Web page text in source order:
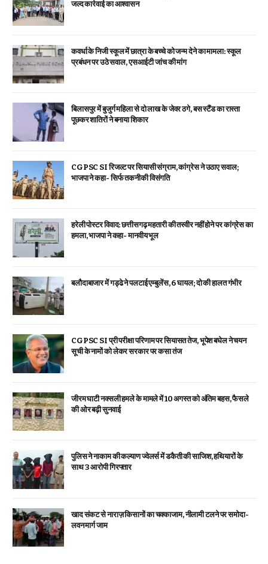
जल्द कार्रवाई का आश्वासन
कवर्धा के निजी स्कूल में छात्रा के बच्चे को जन्म देने का मामला: स्कूल
प्रबंधन पर उठे सवाल, एसआईटी जांच की मांग
बिलासपुर में बुजुर्ग महिला से दो लाख के जेवर ठगे, बस स्टैंड का रास्ता
पूछकर शातिरों ने बनाया शिकार
CGPSC SI रिजल्ट पर सियासी संग्राम, कांग्रेस ने उठाए सवाल;
भाजपा ने कहा- सिर्फ तकनीकी विसंगति
हरेली पोस्टर विवाद: छत्तीसगढ़ महतारी की तस्वीर नहीं होने पर कांग्रेस का
हमला, भाजपा ने कहा- मानवीय भूल
बलौदाबाजार में गड्ढे ने पलटाई एम्बुलेंस, 6 घायल; दो की हालत गंभीर
CGPSC SI प्री परीक्षा परिणाम पर सियासत तेज, भूपेश बघेल ने चयन
सूची के नामों को लेकर सरकार पर कसा तंज
जीरम घाटी नक्सली हमले के मामले में 10 अगस्त को अंतिम बहस, फैसले
की ओर बढ़ी सुनवाई
पुलिस ने नाकाम की कल्याण ज्वेलर्स में डकैती की साजिश, हथियारों के
साथ 3 आरोपी गिरफ्तार
खाद संकट से नाराज़ किसानों का चक्काजाम, नीलामी टलने पर समोदा-
लवन मार्ग जाम